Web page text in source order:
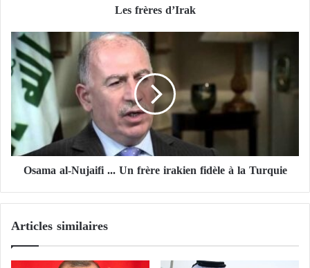
I
r
a
k
Les frères d’Irak
O
s
a
m
l
-
N
a
f
i
.
Osama al-Nujaifi ... Un frère irakien fidèle à la Turquie
Articles similaires